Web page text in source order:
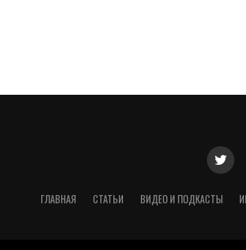
ГЛАВНАЯ СТАТЬИ ВИДЕО И ПОДКАСТЫ